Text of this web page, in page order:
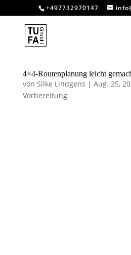
+497732970147
4×4-Routenplanung leicht
von Silke Lindgens | Aug. 25,
Vorbereitung
leicht